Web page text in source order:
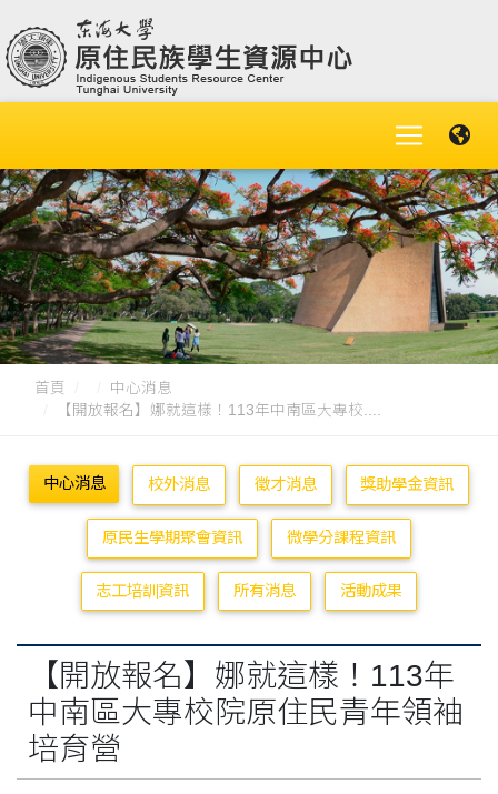
首頁
中心消息
【開放報名】娜就這樣！113年中南區大專校....
中心消息 校外消息 徵才消息 獎助學金資訊
原民生學期聚會資訊 微學分課程資訊
志工培訓資訊 所有消息 活動成果
【開放報名】娜就這樣！113年
中南區大專校院原住民青年領袖
培育營